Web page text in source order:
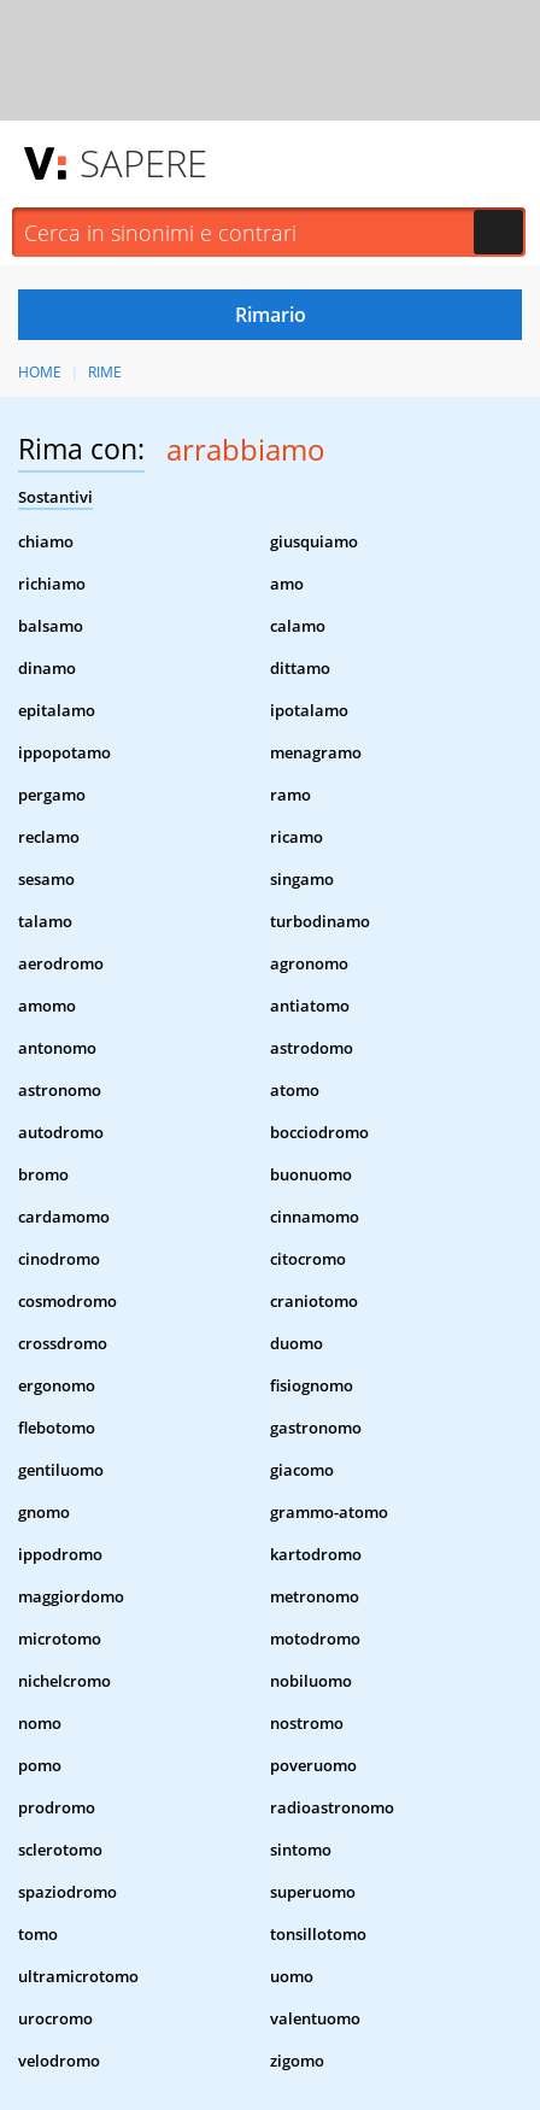
SAPERE
HOME RIME
Rima con: arrabbiamo
Sostantivi
chiamo
giusquiamo
richiamo
amo
balsamo
calamo
dinamo
dittamo
epitalamo
ipotalamo
ippopotamo
menagramo
pergamo
ramo
reclamo
ricamo
sesamo
singamo
talamo
turbodinamo
aerodromo
agronomo
amomo
antiatomo
antonomo
astrodomo
astronomo
atomo
autodromo
bocciodromo
bromo
buonuomo
cardamomo
cinnamomo
cinodromo
citocromo
cosmodromo
craniotomo
crossdromo
duomo
ergonomo
fisiognomo
flebotomo
gastronomo
gentiluomo
giacomo
gnomo
grammo-atomo
ippodromo
kartodromo
maggiordomo
metronomo
microtomo
motodromo
nichelcromo
nobiluomo
nomo
nostromo
pomo
poveruomo
prodromo
radioastronomo
sclerotomo
sintomo
spaziodromo
superuomo
tomo
tonsillotomo
ultramicrotomo
uomo
urocromo
valentuomo
velodromo
zigomo